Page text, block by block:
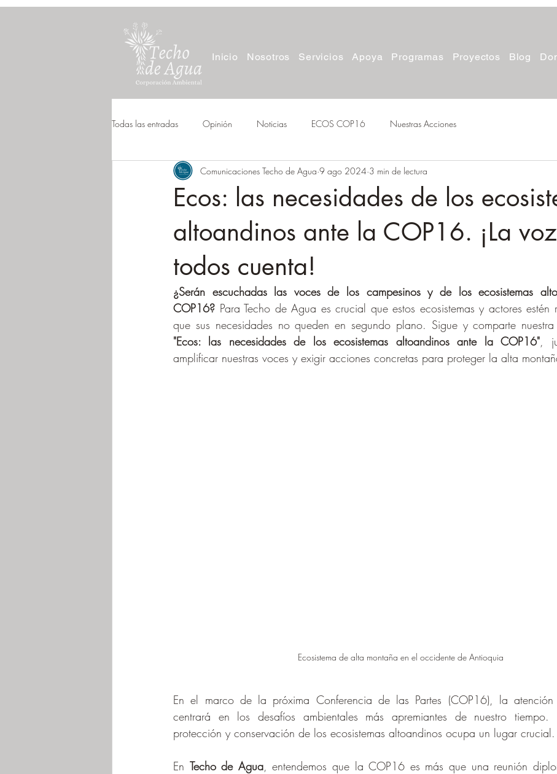
Inicio Nosotros Servicios Apoya Programas Proyectos Blog
Todas las entradas Opinión Noticias ECOS COP16 Nuestras Acciones
Ecos: las necesidades de los
altoandinos ante la COP16. ¡La
todos cuenta!
Comunicaciones Techo de Agua 9 ago 2024 3 min de lectura
¿Serán escuchadas las voces de los campesinos y de los ecosistemas
COP16? Para Techo de Agua es crucial que estos ecosistemas y actores estén
que sus necesidades no queden en segundo plano. Sigue y comparte
"Ecos: las necesidades de los ecosistemas altoandinos ante la COP16",
amplificar nuestras voces y exigir acciones concretas para proteger la alta
Ecosistema de alta montaña en el occidente de Antioquia
En el marco de la próxima Conferencia de las Partes (COP16), la
centrará en los desafíos ambientales más apremiantes de nuestro
protección y conservación de los ecosistemas altoandinos ocupa un lugar crucial.
En Techo de Agua, entendemos que la COP16 es más que una reunión